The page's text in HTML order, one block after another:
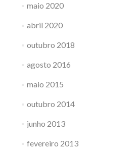
maio 2020
abril 2020
outubro 2018
agosto 2016
maio 2015
outubro 2014
junho 2013
fevereiro 2013